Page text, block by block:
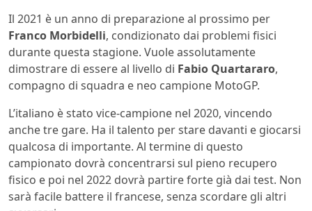
Il 2021 è un anno di preparazione al prossimo per
Franco Morbidelli, condizionato dai problemi fisici
durante questa stagione. Vuole assolutamente
dimostrare di essere al livello di Fabio Quartararo,
compagno di squadra e neo campione MotoGP.
L’italiano è stato vice-campione nel 2020, vincendo
anche tre gare. Ha il talento per stare davanti e giocarsi
qualcosa di importante. Al termine di questo
campionato dovrà concentrarsi sul pieno recupero
fisico e poi nel 2022 dovrà partire forte già dai test. Non
sarà facile battere il francese, senza scordare gli altri